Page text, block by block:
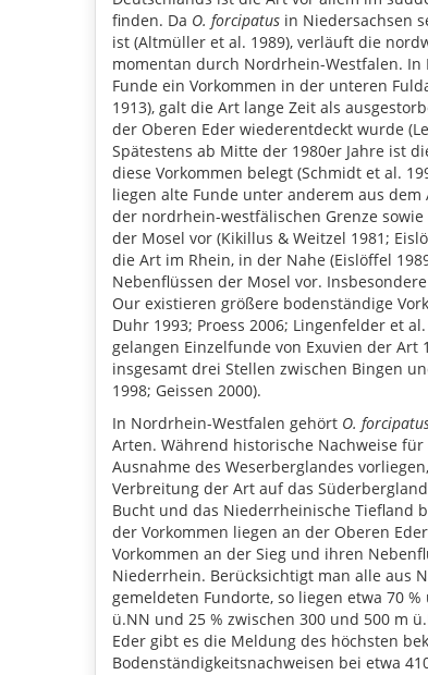
finden. Da O. forcipatus in Niedersachsen
ist (Altmüller et al. 1989), verläuft die
momentan durch Nordrhein-Westfalen. In
Funde ein Vorkommen in der unteren
1913), galt die Art lange Zeit als
der Oberen Eder wiederentdeckt wurde
Spätestens ab Mitte der 1980er Jahre ist
diese Vorkommen belegt (Schmidt et al.
liegen alte Funde unter anderem aus
der nordrhein-westfälischen Grenze
der Mosel vor (Kikillus & Weitzel 1981;
die Art im Rhein, in der Nahe (Eislöffel
Nebenflüssen der Mosel vor.
Our existieren größere bodenständige
Duhr 1993; Proess 2006; Lingenfelder et
gelangen Einzelfunde von Exuvien der Art
insgesamt drei Stellen zwischen Bingen
1998; Geissen 2000).
In Nordrhein-Westfalen gehört O.
Arten. Während historische Nachweise
Ausnahme des Weserberglandes
Verbreitung der Art auf das
Bucht und das Niederrheinische Tiefland
der Vorkommen liegen an der Oberen
Vorkommen an der Sieg und ihren
Niederrhein. Berücksichtigt man alle aus
gemeldeten Fundorte, so liegen etwa 70
ü.NN und 25 % zwischen 300 und 500 m
Eder gibt es die Meldung des höchsten
Bodenständigkeitsnachweisen bei etwa